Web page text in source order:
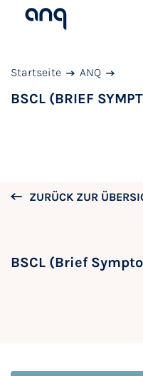
Startseite ANQ
BSCL (BRIEF
ZURÜCK ZUR
BSCL (Brief